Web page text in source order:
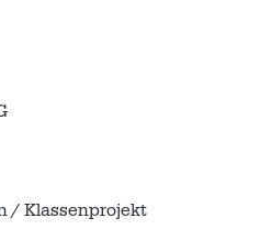
/ Klassenprojekt